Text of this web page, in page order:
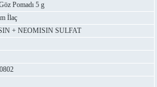
Pomadı 5 g
İlaç
+ NEOMISIN SULFAT